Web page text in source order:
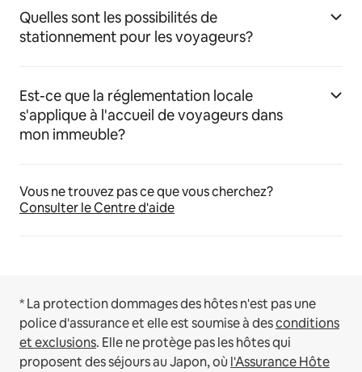
Quelles sont les possibilités de
stationnement pour les voyageurs?
Est-ce que la réglementation locale
s'applique à l'accueil de voyageurs dans
mon immeuble?
Vous ne trouvez pas ce que vous cherchez?
Consulter le Centre d'aide
* La protection dommages des hôtes n'est pas une
police d'assurance et elle est soumise à desconditions
et exclusions. Elle ne protège pas les hôtes qui
proposent des séjours au Japon, où l'Assurance Hôte